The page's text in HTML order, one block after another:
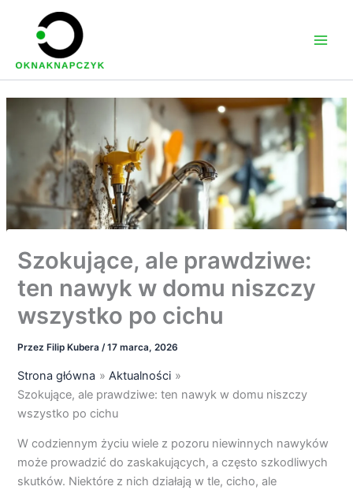
Szokujące, ale prawdziwe:
ten nawyk w domu niszczy
wszystko po cichu
PrzezFilip Kubera/17 marca, 2026
Strona główna
Aktualności
Szokujące, ale prawdziwe: ten nawyk w domu niszczy
wszystko po cichu
W codziennym życiu wiele z pozoru niewinnych nawyków
może prowadzić do zaskakujących, a często szkodliwych
skutków. Niektóre z nich działają w tle, cicho, ale